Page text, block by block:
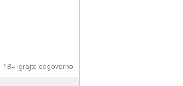
18+ igrajte odgovorno